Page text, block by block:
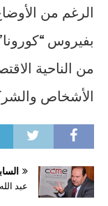
الرغم من
بفيروس
من الناحية
الأشخاص
عبد